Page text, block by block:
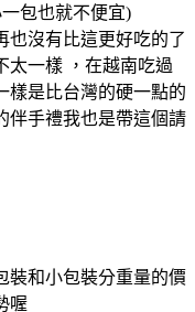
包也就不便宜)
也沒有比這更好吃的了
太一樣 ，在越南吃過
樣是比台灣的硬一點的
伴手禮我也是帶這個請
裝和小包裝分重量的價
喔